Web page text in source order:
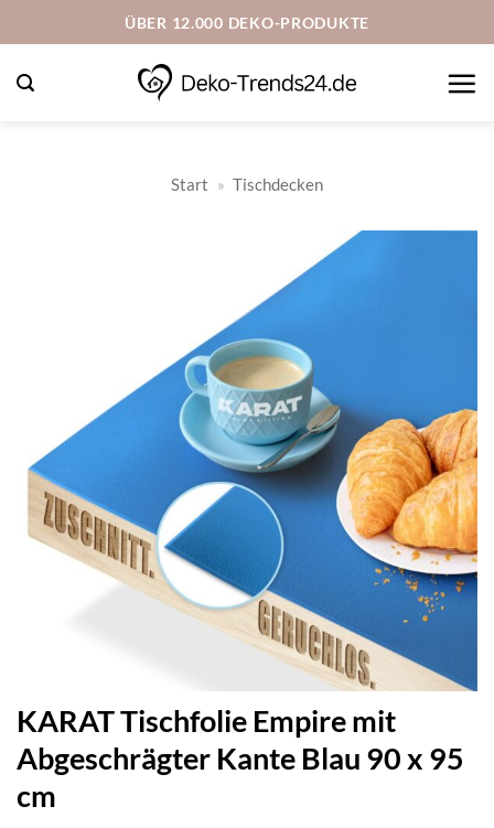
Inhalt
springen
ÜBER 12.000 DEKO-PRODUKTE
Start » Tischdecken
KARAT Tischfolie Empire mit
Abgeschrägter Kante Blau 90 x 95
cm